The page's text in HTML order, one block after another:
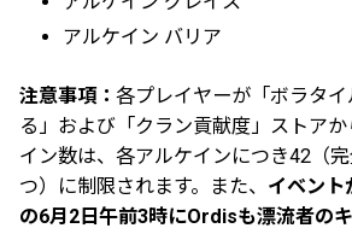
アルケイン バリア
注意事項： 各プレイヤーが「ボラタ
る」および「クラン貢献度」ストア
イン数は、各アルケインにつき42（
つ）に制限されます。また、 イベント
の6月2日午前3時にOrdisも漂流者の